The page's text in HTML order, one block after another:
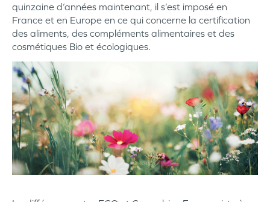
quinzaine d’années maintenant, il s’est imposé en
France et en Europe en ce qui concerne la certification
des aliments, des compléments alimentaires et des
cosmétiques Bio et écologiques.